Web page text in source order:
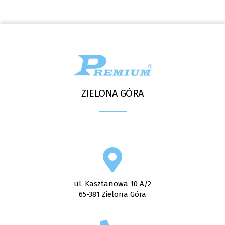
ZIELONA GÓRA
ul. Kasztanowa 10 A/2
65-381 Zielona Góra